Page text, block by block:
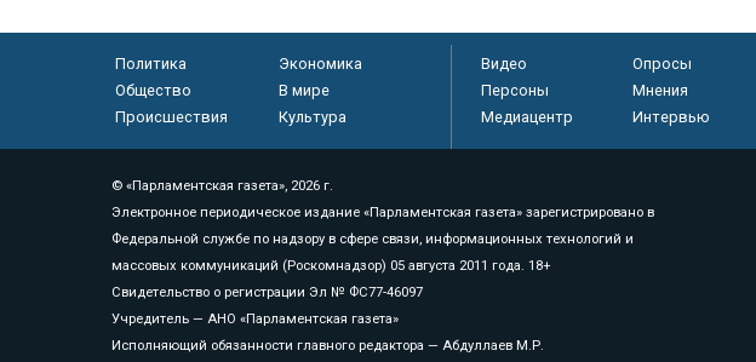
Политика
Экономика
Общество
В мире
Происшествия
Культура
Видео Опросы
Персоны
Мнения
Медиацентр
Интервью
© «Парламентская газета», 2026 г.
Электронное периодическое издание «Парламентская газета» зарегистрировано в
Федеральной службе по надзору в сфере связи, информационных технологий и
массовых коммуникаций (Роскомнадзор) 05 августа 2011 года. 18+
Свидетельство о регистрации Эл № ФС77-46097
Учредитель — АНО «Парламентская газета»
Исполняющий обязанности главного редактора — Абдуллаев М.Р.